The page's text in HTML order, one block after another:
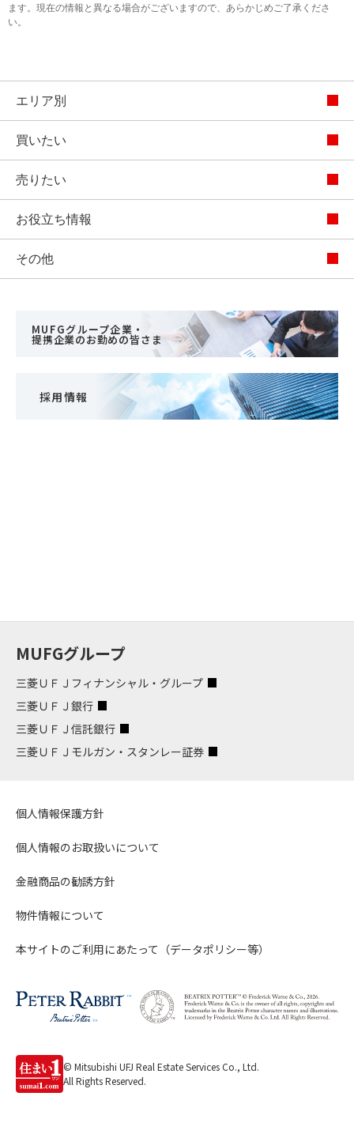
ます。現在の情報と異なる場合がございますので、あらかじめご了承くださ
い。
エリア別
買いたい
売りたい
お役立ち情報
その他
MUFGグループ企業・
提携企業のお勤めの皆さま
採用情報
MUFGグループ
三菱ＵＦＪフィナンシャル・グループ
三菱ＵＦＪ銀行
三菱ＵＦＪ信託銀行
三菱ＵＦＪモルガン・スタンレー証券
個人情報保護方針
個人情報のお取扱いについて
金融商品の勧誘方針
物件情報について
本サイトのご利用にあたって（データポリシー等）
© Mitsubishi UFJ Real Estate Services Co., Ltd.
All Rights Reserved.